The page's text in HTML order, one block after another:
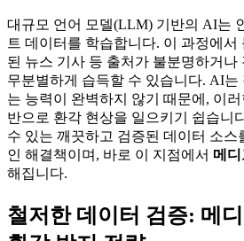
대규모 언어 모델(LLM) 기반의 AI는
트 데이터를 학습합니다. 이 과정에서
된 뉴스 기사 등 출처가 불분명하거나
무분별하게 습득할 수 있습니다. AI는
는 능력이 완벽하지 않기 때문에, 이러
반으로 환각 현상을 일으키기 쉽습니
수 있는 깨끗하고 검증된 데이터 소스
인 해결책이며, 바로 이 지점에서 메
해집니다.
철저한 데이터 검증: 메